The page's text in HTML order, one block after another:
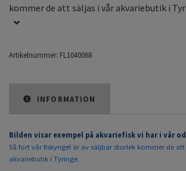
kommer de att säljas i vår akvariebutik i
Artikelnummer: FL1040068
INFORMATION
Bilden visar exempel på akvariefisk vi har i vår
Så fort vår fiskyngel är av säljbar storlek kommer de
akvariebutik i Tyringe.